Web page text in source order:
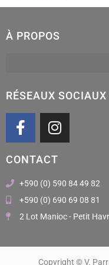
À PROPOS
RÉSEAUX SOCIAUX
F
a
e
b
o
o
k
I
n
t
a
g
r
a
CONTACT
+590 (0) 590 84 49 82
+590 (0) 690 69 08 81
2 Lot Manioc - Petit
Copyright © V.